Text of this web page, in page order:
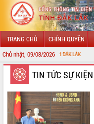
TRANG CHỦ CHÍNH QUYỀN
Chủ nhật, 09/08/2026
GIỚI THIỆU
LÃNH ĐẠO UBND TỈNH
TIN TỨC SỰ KIỆN
TIN TỨC SỰ KIỆN